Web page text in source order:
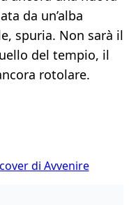
da un’alba
spuria. Non sarà il
del tempio, il
rotolare.
di Avvenire